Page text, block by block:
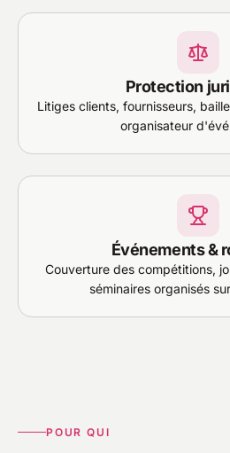
Protection
Litiges clients, fournisseurs,
organisateur
Événements &
Couverture des compétitions,
séminaires organisés
POUR QUI